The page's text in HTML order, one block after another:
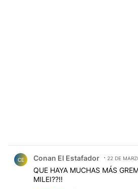
CE Conan El Estafador 22 DE
QUE HAYA MUCHAS MÁS
MILEI??!!